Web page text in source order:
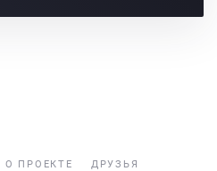
О ПРОЕКТЕ
ДРУЗЬЯ